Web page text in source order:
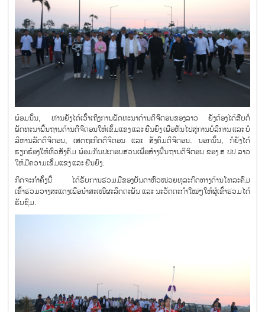
ພ້ອມນັ້ນ, ທ່ານຍັງໄດ້ເວົ້າເຖິງການພັດທະນາດ້ານດິຈິຕອນຂອງລາວ ຍັງຕ້ອງໄດ້ສືບຕໍ່
ພັດທະນາພື້ນຖານດ້ານດີຈີຕອນໃຫ້ເຂັ້ມແຂງ ແລະ ຍືນຍົງ ເພື່ອຫັນໄປສູ່ການບໍລິການ ແລະ ບໍ
ລິຫານລັດດິຈິຕອນ, ເສດຖະກິດດິຈິຕອນ ແລະ ສັງຄົມດິຈິຕອນ. ນອກນັ້ນ, ກໍຍັງໄດ້
ຮຽກຮ້ອງໃຫ້ທົ່ວສັງຄົມ ພ້ອມກັນປະກອບສ່ວນເພື່ອສ້າງພື້ນຖານດິຈິຕອນ ຂອງ ສ ປປ ລາວ
ໃຫ້ມີຄວາມເຂັ້ມແຂງ ແລະ ຍືນຍົງ.
ກິດຈະກໍາຄັ້ງນີ້ ໄດ້ຮັບການຮ່ວມມືຂອງບັນດາຫົວໜ່ວຍທຸລະກິດທາງດ້ານໂທລະຄົມ
ເຂົ້າຮ່ວມວາງສະແດງເພື່ອນໍາສະເໜີຜະລິດຕະພັນ ແລະ ນະວັດຕະກໍາໃໝ່ໆໃຫ້ຜູ້ເຂົ້າຮ່ວມໄດ້
ຮັບຊົມ.